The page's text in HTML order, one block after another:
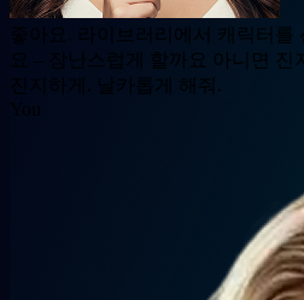
좋아요. 라이브러리에서 캐릭터를
요 – 장난스럽게 할까요 아니면 진
진지하게. 날카롭게 해줘.
You